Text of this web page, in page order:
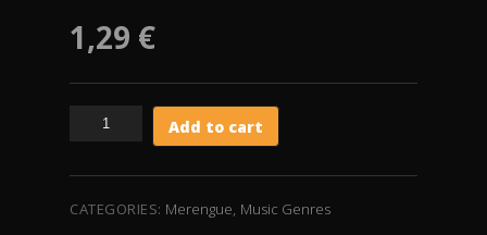
1,29 €
OMEGA
-
QUE
Add to cart
CATEGORIES: Merengue, Music Genres